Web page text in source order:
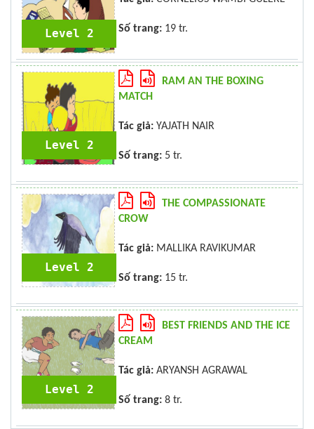
Level 2 Số trang: 19 tr.
Level 2
RAM AN THE BOXING
MATCH
Tác giả: YAJATH NAIR
Số trang: 5 tr.
Level 2
THE COMPASSIONATE
CROW
Tác giả: MALLIKA RAVIKUMAR
Số trang: 15 tr.
Level 2
BEST FRIENDS AND THE ICE
CREAM
Tác giả: ARYANSH AGRAWAL
Số trang: 8 tr.